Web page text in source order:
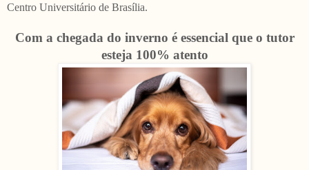
Centro Universitário de Brasília.
Com a chegada do inverno é essencial que o tutor
esteja 100% atento